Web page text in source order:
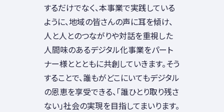
するだけでなく、本事業で実践している
ように、地域の皆さんの声に耳を傾け、
人と人とのつながりや対話を重視した
人間味のあるデジタル化事業をパート
ナー様ととともに共創していきます。そう
することで、誰もがどこにいてもデジタル
の恩恵を享受できる、「誰ひとり取り残さ
ない」社会の実現を目指してまいります。